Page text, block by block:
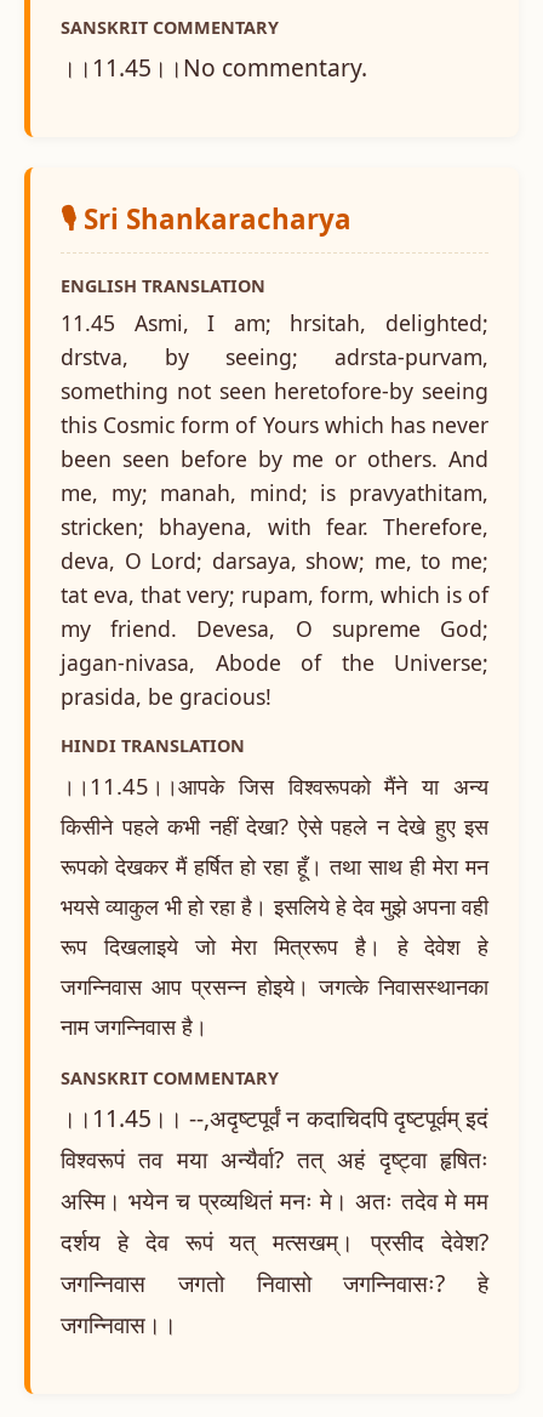
SANSKRIT COMMENTARY
।।11.45।।No commentary.
🎙️ Sri Shankaracharya
ENGLISH TRANSLATION
11.45 Asmi, I am; hrsitah, delighted;
drstva, by seeing; adrsta-purvam,
something not seen heretofore-by seeing
this Cosmic form of Yours which has never
been seen before by me or others. And
me, my; manah, mind; is pravyathitam,
stricken; bhayena, with fear. Therefore,
deva, O Lord; darsaya, show; me, to me;
tat eva, that very; rupam, form, which is of
my friend. Devesa, O supreme God;
jagan-nivasa, Abode of the Universe;
prasida, be gracious!
HINDI TRANSLATION
।।11.45।।आपके जिस विश्वरूपको मैंने या अन्य
किसीने पहले कभी नहीं देखा? ऐसे पहले न देखे हुए इस
रूपको देखकर मैं हर्षित हो रहा हूँ। तथा साथ ही मेरा मन
भयसे व्याकुल भी हो रहा है। इसलिये हे देव मुझे अपना वही
रूप दिखलाइये जो मेरा मित्ररूप है। हे देवेश हे
जगन्निवास आप प्रसन्न होइये। जगत्के निवासस्थानका
नाम जगन्निवास है।
SANSKRIT COMMENTARY
।।11.45।। --,अदृष्टपूर्वं न कदाचिदपि दृष्टपूर्वम् इदं
विश्वरूपं तव मया अन्यैर्वा? तत् अहं दृष्ट्वा हृषितः
अस्मि। भयेन च प्रव्यथितं मनः मे। अतः तदेव मे मम
दर्शय हे देव रूपं यत् मत्सखम्। प्रसीद देवेश?
जगन्निवास जगतो निवासो जगन्निवासः? हे
जगन्निवास।।